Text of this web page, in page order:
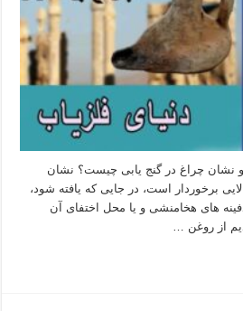
و نشان چراغ در گنج یابی چیست؟ نشان
برخوردار است، در جایی که یافته شود،
های هخامنشی و یا محل اختفای آن
از روغن …